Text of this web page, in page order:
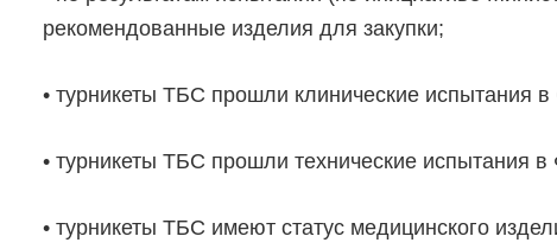
рекомендованные изделия для закупки;
• турникеты ТБС прошли клинические испытания
• турникеты ТБС прошли технические
• турникеты ТБС имеют статус медицинского